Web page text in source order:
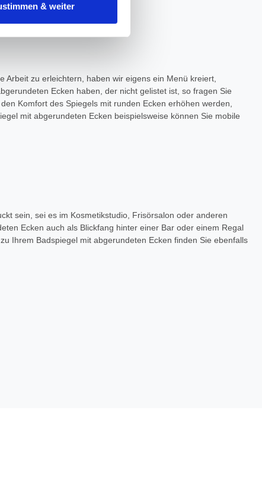
& weiter
zu erleichtern, haben wir eigens ein Menü kreiert,
Ecken haben, der nicht gelistet ist, so fragen Sie
Komfort des Spiegels mit runden Ecken erhöhen werden,
mit abgerundeten Ecken beispielsweise können Sie mobile
sein, sei es im Kosmetikstudio, Frisörsalon oder anderen
Ecken auch als Blickfang hinter einer Bar oder einem Regal
Ihrem Badspiegel mit abgerundeten Ecken finden Sie ebenfalls